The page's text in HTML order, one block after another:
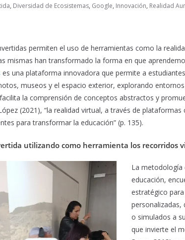
, Diversidad de Ecosistemas, Google, Innovación, Realidad
permiten el uso de herramientas como la
mismas han transformado la forma en que
es una plataforma innovadora que permite a
museos y el espacio exterior, explorando
la comprensión de conceptos abstractos y
(2021), “la realidad virtual, a través de
para transformar la educación” (p. 135).
utilizando como herramienta los recorridos
La metodología
educación,
estratégico
personalizadas,
o simulados a
que invierte el